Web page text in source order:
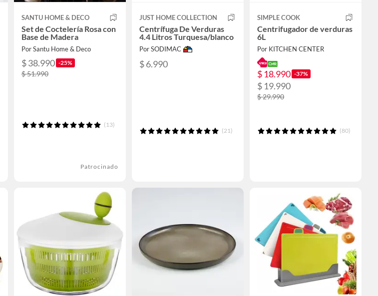
SANTU HOME & DECO
Set de Coctelería Rosa con
Base de Madera
Por Santu Home & Deco
$ 38.990 -25%
$ 51.990
(13)
Patrocinado
JUST HOME COLLECTION
Centrífuga De Verduras
4.4 Litros Turquesa/blanco
Por SODIMAC
$ 6.990
(21)
SIMPLE COOK
Centrifugador de verduras
6L
Por KITCHEN CENTER
$ 18.990 -37%
$ 19.990
$ 29.990
(80)